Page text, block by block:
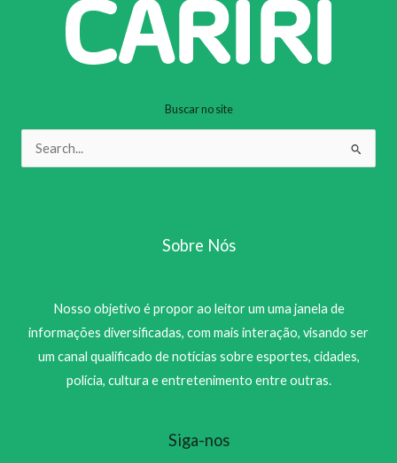
Buscar no site
Pesquisar
Sobre Nós
Nosso objetivo é propor ao leitor um uma janela de
informações diversificadas, com mais interação, visando ser
um canal qualificado de notícias sobre esportes, cidades,
polícia, cultura e entretenimento entre outras.
Siga-nos